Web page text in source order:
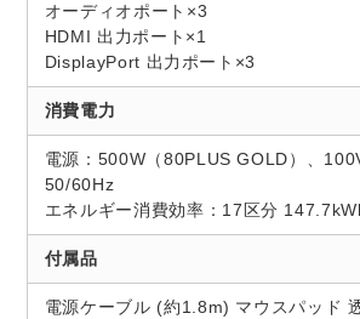
オーディオポート×3
HDMI 出力ポート×1
DisplayPort 出力ポート×3
消費電力
電源：500W（80PLUS GOLD）、
50/60Hz
エネルギー消費効率：17区分
付属品
電源ケーブル (約1.8m) マウスパッド